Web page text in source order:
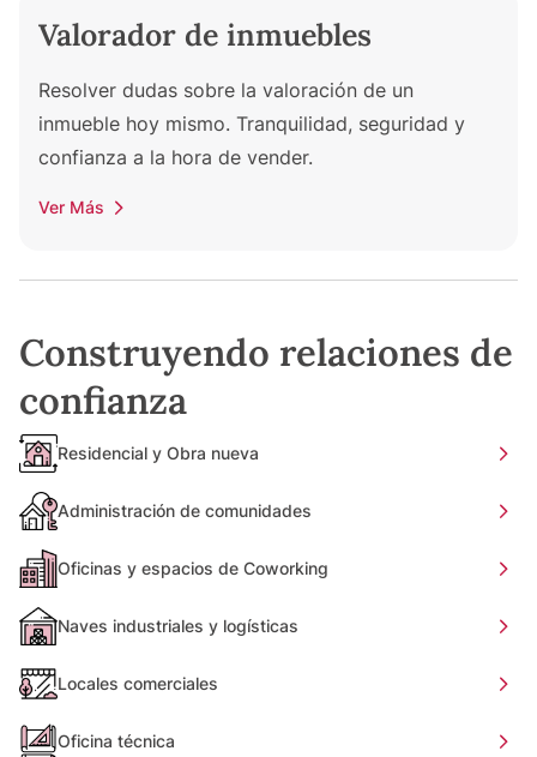
Valorador de inmuebles
Resolver dudas sobre la valoración de un
inmueble hoy mismo. Tranquilidad, seguridad y
confianza a la hora de vender.
Ver Más
Construyendo relaciones de
confianza
Residencial y Obra nueva
Administración de comunidades
Oficinas y espacios de Coworking
Naves industriales y logísticas
Locales comerciales
Oficina técnica